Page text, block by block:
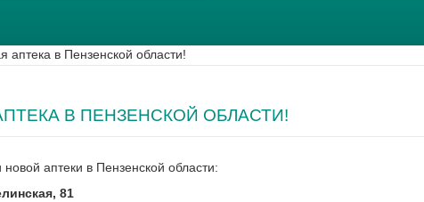
аптека в Пензенской области!
В ПЕНЗЕНСКОЙ ОБЛАСТИ!
аптеки в Пензенской области:
81